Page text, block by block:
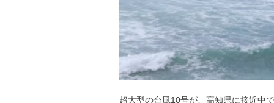
超大型の台風10号が、高知県に接近中